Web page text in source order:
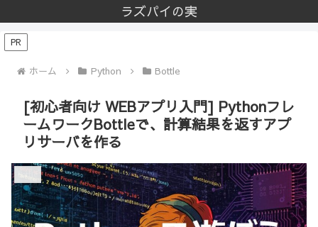
ラズパイの実
PR
ホーム Python Bottle
[初心者向け WEBアプリ入門] Pythonフレ
ームワークBottleで、計算結果を返すアプ
リサーバを作る